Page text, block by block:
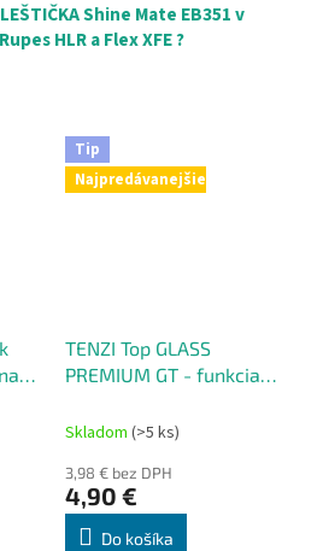
Shine Mate EB351 v
HLR a Flex XFE ?
Tip
Najpredávanejšie
TENZI Top GLASS
PREMIUM GT - funkcia
Skladom (>5 ks)
3,98 € bez DPH
4,90 €
Do košíka